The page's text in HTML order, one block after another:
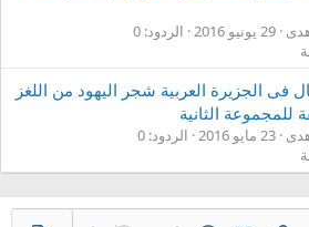
29 يونيو 2016
الردود: 0
الجزيرة العربية شجر اليهود من اللغز
23 مايو 2016
الردود: 0